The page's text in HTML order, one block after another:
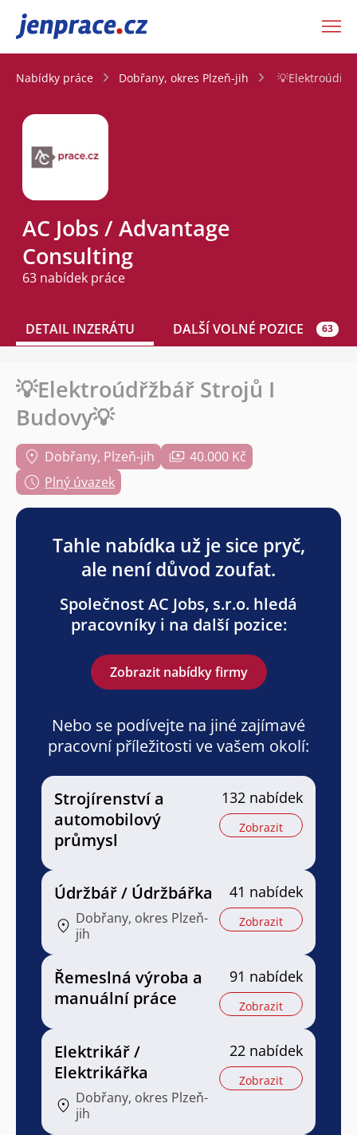
JenPráce.cz
Nabídky práce Dobřany, okres Plzeň-jih
AC Jobs / Advantage
Consulting
63 nabídek práce
DETAIL INZERÁTU DALŠÍ VOLNÉ POZICE 63
💡Elektroúdřžbář Strojů I
Budovy💡
Dobřany, Plzeň-jih
40.000 Kč
Plný úvazek
Tahle nabídka už je sice pryč,
ale není důvod zoufat.
Společnost AC Jobs, s.r.o. hledá
pracovníky i na další pozice:
Zobrazit nabídky firmy
Nebo se podívejte na jiné zajímavé
pracovní příležitosti ve vašem okolí:
Strojírenství a
automobilový
průmysl
132 nabídek
Zobrazit
Údržbář / Údržbářka
Dobřany, okres Plzeň-
jih
41 nabídek
Zobrazit
Řemeslná výroba a
manuální práce
91 nabídek
Zobrazit
Elektrikář /
Elektrikářka
Dobřany, okres Plzeň-
jih
22 nabídek
Zobrazit